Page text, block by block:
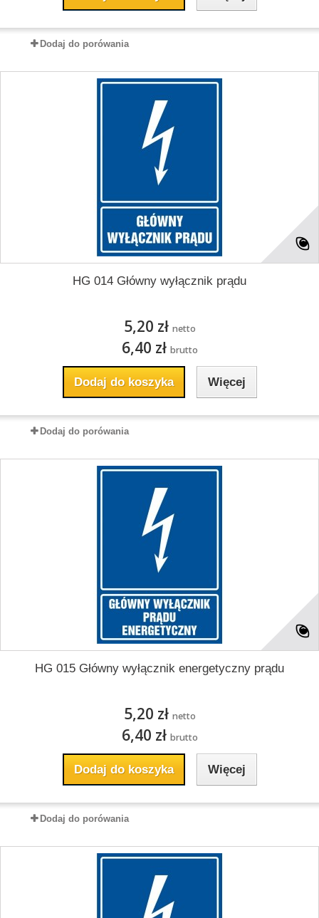
Dodaj do porówania
HG 014 Główny wyłącznik prądu
5,20 zł netto
6,40 zł brutto
Dodaj do koszyka Więcej
Dodaj do porówania
HG 015 Główny wyłącznik energetyczny prądu
5,20 zł netto
6,40 zł brutto
Dodaj do koszyka Więcej
Dodaj do porówania